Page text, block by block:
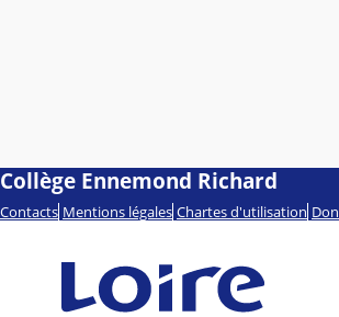
Collège Ennemond Richard
Contacts Mentions légales Chartes d'utilisation